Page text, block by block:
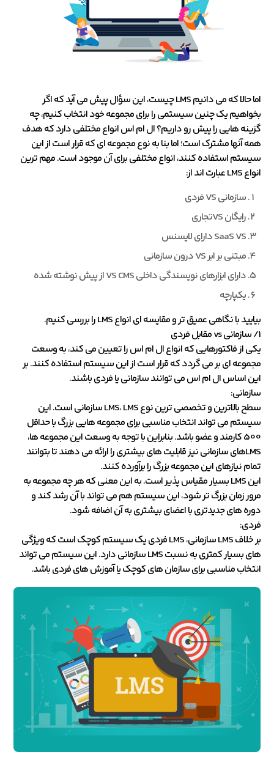
اما حالا که می دانیم LMS چیست، این سؤال پیش می آید که اگر
بخواهیم یک چنین سیستمی را برای مجموعه خود انتخاب کنیم، چه
گزینه هایی را پیش رو داریم؟ ال ام اس انواع مختلفی دارد که هدف
همه آنها مشترک است؛ اما بنا به نوع مجموعه ای که قرار است از این
سیستم استفاده کنند، انواع مختلفی برای آن موجود است. مهم ترین
انواع LMS عبارت اند از:
سازمانی VS فردی
رایگان VSتجاری
SaaS VS دارای لایسنس
مبتنی بر ابر VS درون سازمانی
دارای ابزارهای نویسندگی داخلی VS CMS از پیش نوشته شده
یکپارچه
بیایید با نگاهی عمیق تر و مقایسه ای انواع LMS را بررسی کنیم.
1/ سازمانی vs مقابل فردی
یکی از فاکتورهایی که انواع ال ام اس را تعیین می کند، به وسعت
مجموعه ای بر می گردد که قرار است از این سیستم استفاده کنند. بر
این اساس ال ام اس می توانند سازمانی یا فردی باشند.
سازمانی:
سطح بالاترین و تخصصی ترین نوع LMS، LMS سازمانی است. این
سیستم می تواند انتخاب مناسبی برای مجموعه هایی بزرگ با حداقل
500 کارمند و عضو باشد. بنابراین با توجه به وسعت این مجموعه ها،
LMSهای سازمانی نیز قابلیت های بیشتری را ارائه می دهند تا بتوانند
تمام نیازهای این مجموعه بزرگ را برآورده کنند.
این LMS بسیار مقیاس پذیر است. به این معنی که هر چه مجموعه به
مرور زمان بزرگ تر شود، این سیستم هم می تواند با آن رشد کند و
دوره های جدیدتری با اعضای بیشتری به آن اضافه شود.
فردی:
بر خلاف LMS سازمانی، LMS فردی یک سیستم کوچک است که ویژگی
های بسیار کمتری به نسبت LMS سازمانی دارد. این سیستم می تواند
انتخاب مناسبی برای سازمان های کوچک یا آموزش های فردی باشد.